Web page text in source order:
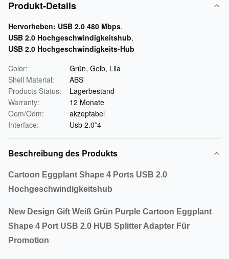
Produkt-Details
Hervorheben: USB 2.0 480 Mbps,
USB 2.0 Hochgeschwindigkeitshub,
USB 2.0 Hochgeschwindigkeits-Hub
Color:
Grün, Gelb, Lila
Shell Material:
ABS
Products Status:
Lagerbestand
Warranty:
12 Monate
Oem/Odm:
akzeptabel
Interface:
Usb 2.0*4
Beschreibung des Produkts
Cartoon Eggplant Shape 4 Ports USB 2.0
Hochgeschwindigkeitshub
New Design Gift Weiß Grün Purple Cartoon Eggplant
Shape 4 Port USB 2.0 HUB Splitter Adapter Für
Promotion